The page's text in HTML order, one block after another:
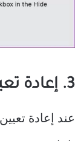
3. إعادة تعيين NVRAM أو PRAM